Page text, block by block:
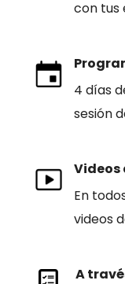
con tus
4 días
sesión
En
videos
A